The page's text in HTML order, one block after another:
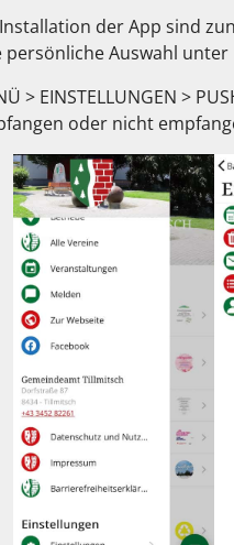
der App sind
persönliche Auswahl unter
> EINSTELLUNGEN >
oder nicht